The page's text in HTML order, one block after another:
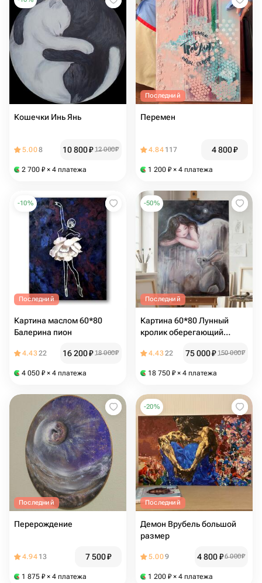
Кошечки Инь Янь
5.008 10 800₽ 12 000₽
2 700 ₽ × 4 платежа
Последний
Перемен
4.84 117 4 800₽
1 200 ₽ × 4 платежа
-10%
Последний
Картина маслом 60*80
Балерина пион
4.4322 16 200₽ 18 000₽
4 050 ₽ × 4 платежа
-50%
Последний
Картина 60*80 Лунный
кролик оберегающий
4.4322 75 000₽ 150 000₽
18 750 ₽ × 4 платежа
Последний
Перерождение
4.94 13 7 500₽
1 875 ₽ × 4 платежа
-20%
Последний
Демон Врубель большой
размер
5.009 4 800₽6 000₽
1 200 ₽ × 4 платежа